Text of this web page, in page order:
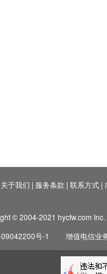
关于我们 | 服务条款 | 联系方式|
© 2004-2021 hycfw.com
号-1
增值电信业